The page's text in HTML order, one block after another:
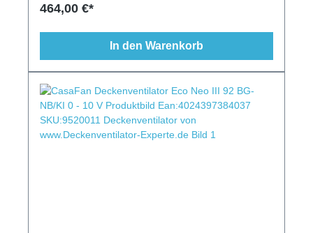
Teak, Beleuchtung möglich
464,00 €*
In den Warenkorb